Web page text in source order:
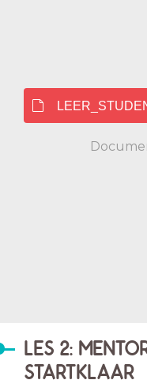
LES 2:
STARTKLAAR